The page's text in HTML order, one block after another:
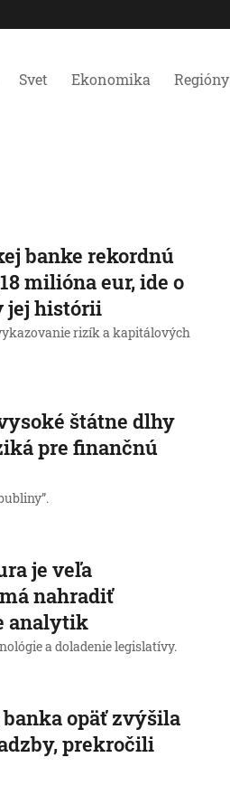
Svet Ekonomika Regióny
banke rekordnú
milióna eur, ide o
jej histórii
rizík a kapitálových
štátne dlhy
pre finančnú
je veľa
nahradiť
analytik
a doladenie legislatívy.
opäť zvýšila
prekročili